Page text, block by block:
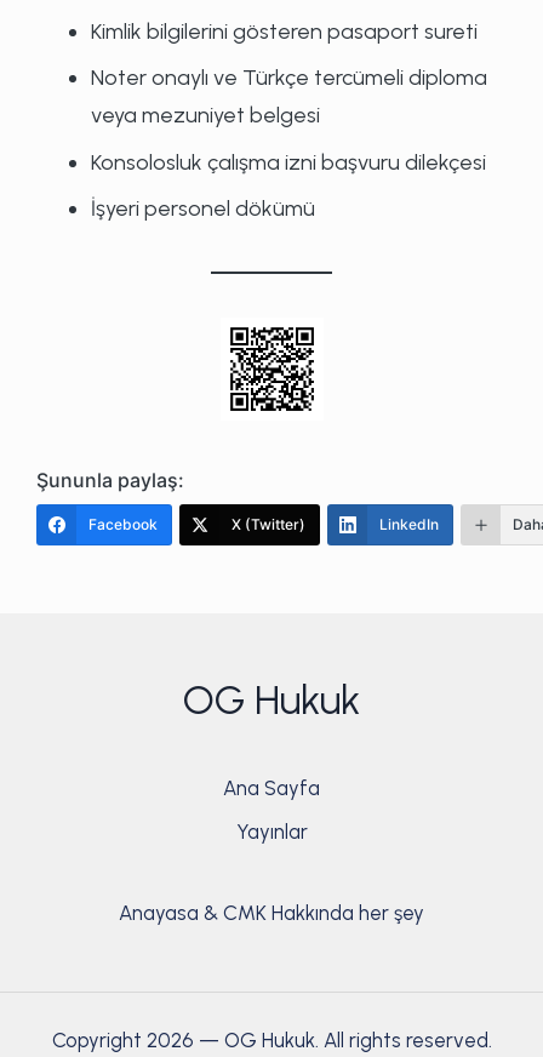
Kimlik bilgilerini gösteren pasaport sureti
Noter onaylı ve Türkçe tercümeli diploma
veya mezuniyet belgesi
Konsolosluk çalışma izni başvuru dilekçesi
İşyeri personel dökümü
Şununla paylaş:
Facebook X (Twitter) LinkedIn
OG Hukuk
Ana Sayfa
Yayınlar
Anayasa & CMK Hakkında her şey
Copyright 2026 — OG Hukuk. All rights reserved.